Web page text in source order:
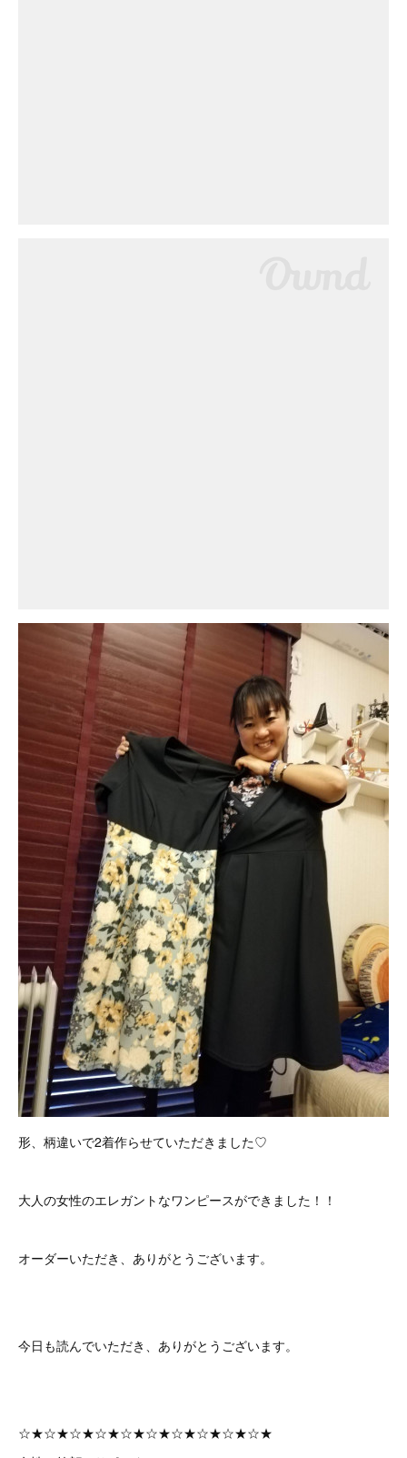
形、柄違いで2着作らせていただきました♡
大人の女性のエレガントなワンピースができました！！
オーダーいただき、ありがとうございます。
今日も読んでいただき、ありがとうございます。
☆★☆★☆★☆★☆★☆★☆★☆★☆★☆★